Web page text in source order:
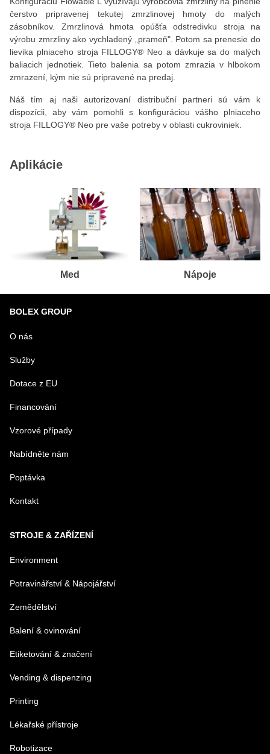
čerstvo pripravenej tekutej zmrzlinovej hmoty do malých
zásobníkov. Zmrzlinová hmota opúšťa odstredivku stroja na
výrobu zmrzliny ako vychladený „prameň". Potom sa prenesie do
lievika plniaceho stroja FILLOGY® Neo a dávkuje sa do malých
baliacich jednotiek. Tieto balenia sa potom zmrazia v hlbokom
zmrazení, kým nie sú pripravené na predaj.
Náš tím aj naši autorizovaní distribuční partneri sú vám k
dispozícii, aby vám pomohli s konfiguráciou vášho plniaceho
stroja FILLOGY® Neo pre vaše potreby v oblasti cukroviniek.
Aplikácie
Med Nápoje
BOLEX GROUP
O nás
Služby
Dotace z EU
Financování
Vzorové případy
Nabídněte nám
Poptávka
Kontakt
STROJE & ZAŘÍZENÍ
Environment
Potravinářství & Nápojářství
Zemědělství
Balení & ovinování
Etiketování & značení
Vending & dispenzing
Printing
Lékařské přístroje
Robotizace